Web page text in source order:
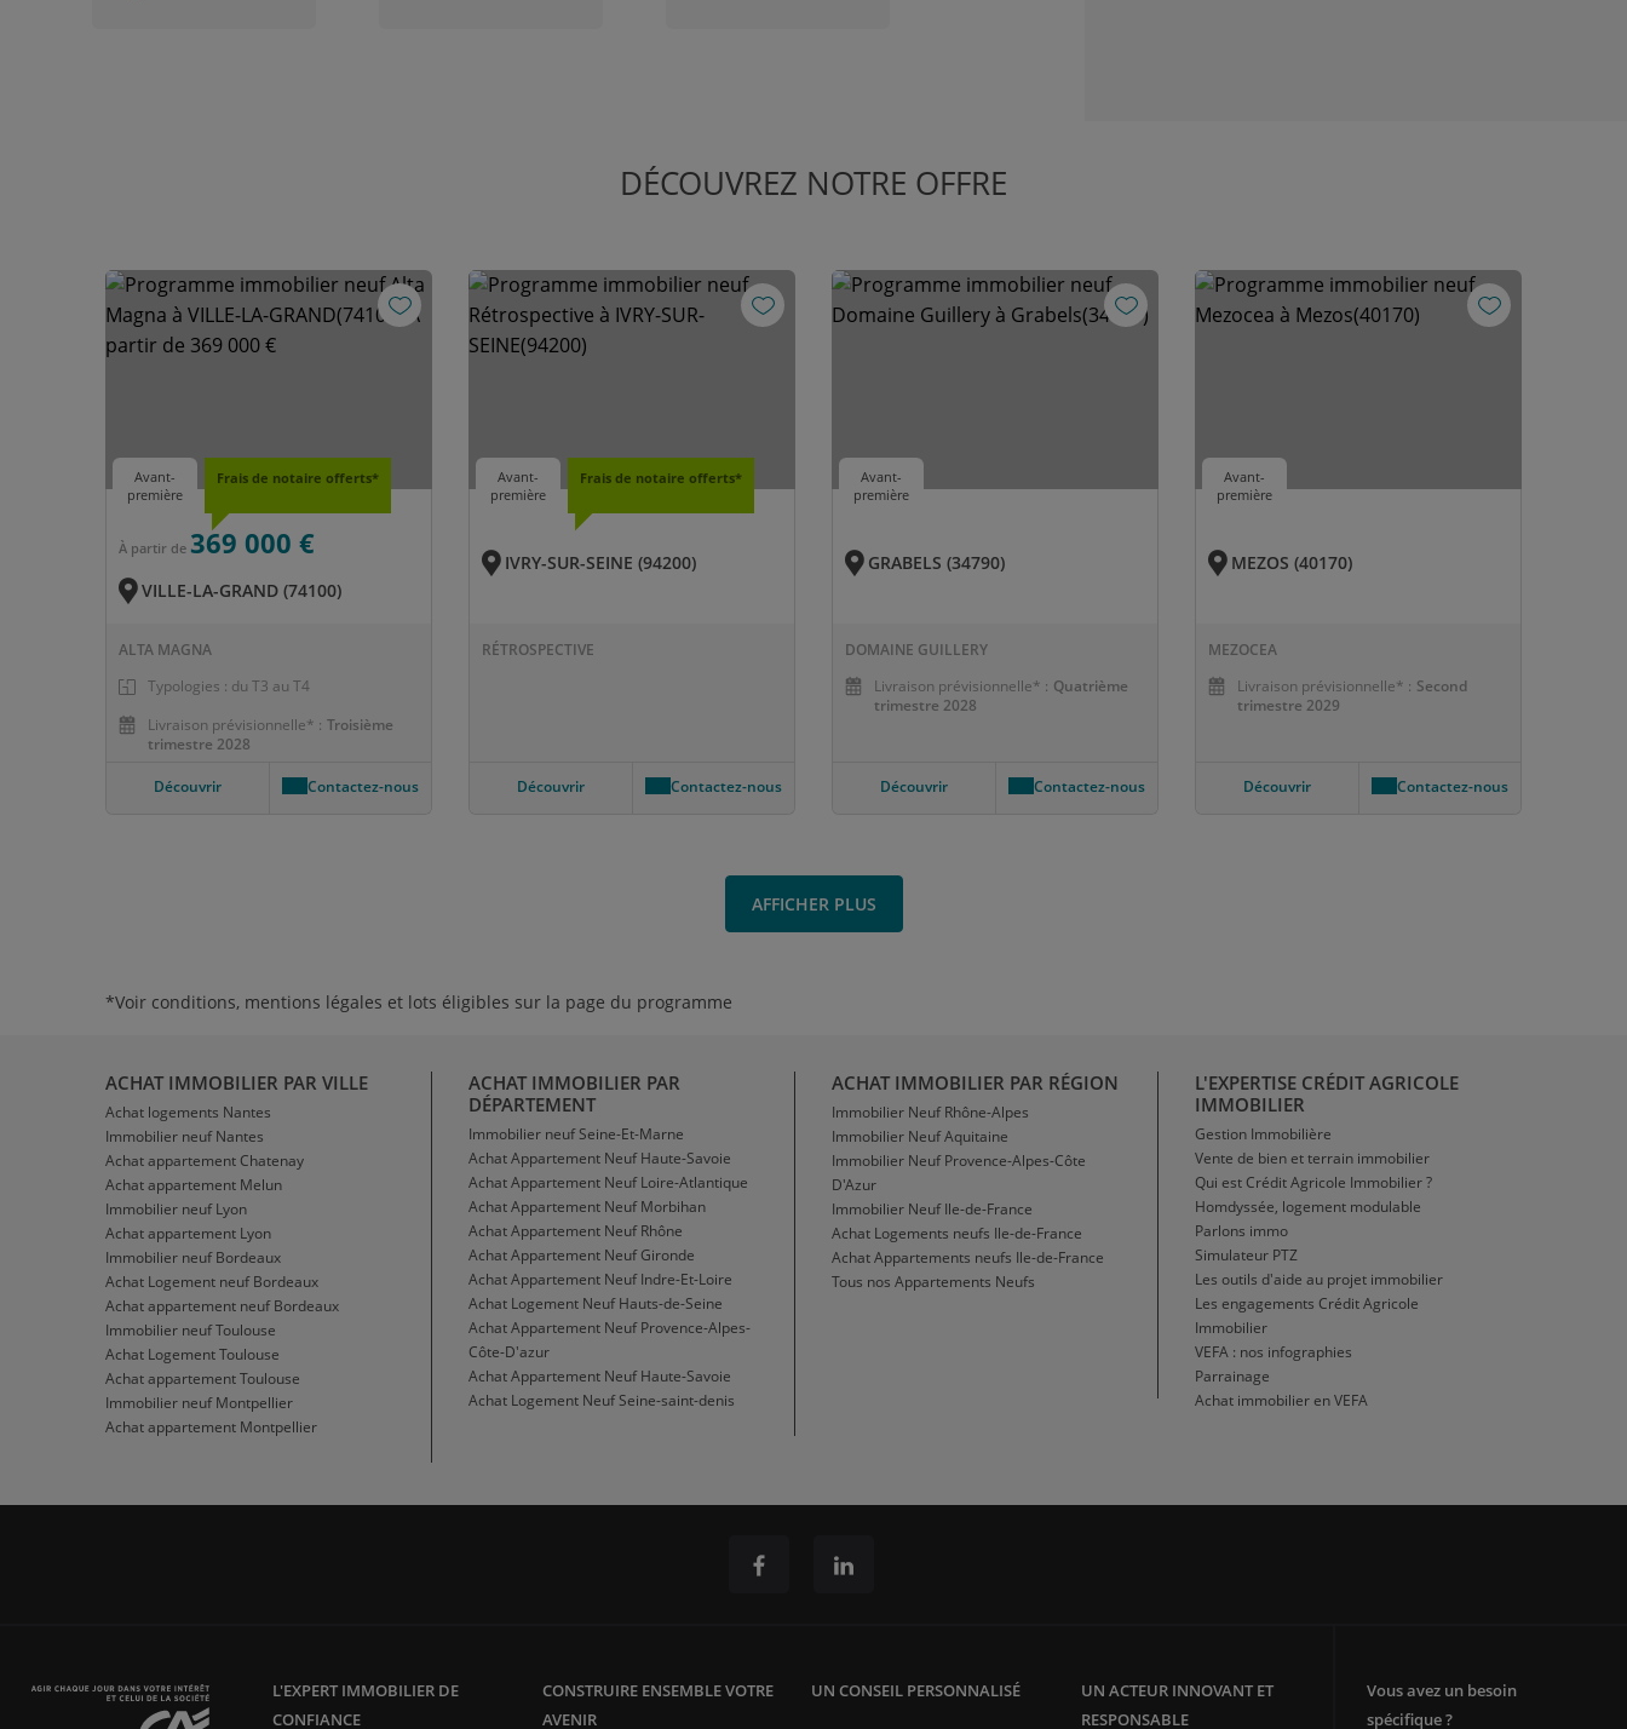
DÉCOUVREZ NOTRE OFFRE
Avant-
première
Frais de notaire offerts*
À partir de 369 000 €
VILLE-LA-GRAND (74100)
ALTA MAGNA
Typologies : du T3 au T4
Livraison prévisionnelle* : Troisième
trimestre 2028
Découvrir Contactez-nous
Avant-
première
Frais de notaire offerts*
IVRY-SUR-SEINE (94200)
RÉTROSPECTIVE
Découvrir Contactez-nous
Avant-
première
GRABELS (34790)
DOMAINE GUILLERY
Livraison prévisionnelle* : Quatrième
trimestre 2028
Découvrir Contactez-nous
Avant-
première
MEZOS (40170)
MEZOCEA
Livraison prévisionnelle* : Second
trimestre 2029
Découvrir Contactez-nous
AFFICHER PLUS
*Voir conditions, mentions légales et lots éligibles sur la page du programme
ACHAT IMMOBILIER PAR VILLE
Achat logements Nantes
Immobilier neuf Nantes
Achat appartement Chatenay
Achat appartement Melun
Immobilier neuf Lyon
Achat appartement Lyon
Immobilier neuf Bordeaux
Achat Logement neuf Bordeaux
Achat appartement neuf Bordeaux
Immobilier neuf Toulouse
Achat Logement Toulouse
Achat appartement Toulouse
Immobilier neuf Montpellier
Achat appartement Montpellier
ACHAT IMMOBILIER PAR
DÉPARTEMENT
Immobilier neuf Seine-Et-Marne
Achat Appartement Neuf Haute-Savoie
Achat Appartement Neuf Loire-Atlantique
Achat Appartement Neuf Morbihan
Achat Appartement Neuf Rhône
Achat Appartement Neuf Gironde
Achat Appartement Neuf Indre-Et-Loire
Achat Logement Neuf Hauts-de-Seine
Achat Appartement Neuf Provence-Alpes-
Côte-D'azur
Achat Appartement Neuf Haute-Savoie
Achat Logement Neuf Seine-saint-denis
ACHAT IMMOBILIER PAR RÉGION
Immobilier Neuf Rhône-Alpes
Immobilier Neuf Aquitaine
Immobilier Neuf Provence-Alpes-Côte
D'Azur
Immobilier Neuf Ile-de-France
Achat Logements neufs Ile-de-France
Achat Appartements neufs Ile-de-France
Tous nos Appartements Neufs
L'EXPERTISE CRÉDIT AGRICOLE
IMMOBILIER
Gestion Immobilière
Vente de bien et terrain immobilier
Qui est Crédit Agricole Immobilier ?
Homdyssée, logement modulable
Parlons immo
Simulateur PTZ
Les outils d'aide au projet immobilier
Les engagements Crédit Agricole
Immobilier
VEFA : nos infographies
Parrainage
Achat immobilier en VEFA
L'EXPERT IMMOBILIER DE
CONFIANCE
CONSTRUIRE ENSEMBLE VOTRE
AVENIR
UN CONSEIL PERSONNALISÉ
UN ACTEUR INNOVANT ET
RESPONSABLE
Vous avez un besoin
spécifique ?